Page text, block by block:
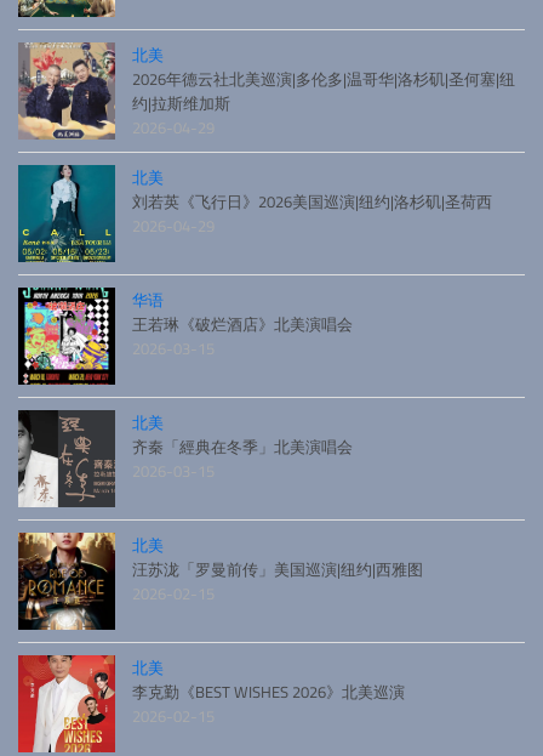
北美
2026年德云社北美巡演|多伦多|温哥华|洛杉矶|圣何塞|纽
约|拉斯维加斯
2026-04-29
北美
刘若英《飞行日》2026美国巡演|纽约|洛杉矶|圣荷西
2026-04-29
华语
王若琳《破烂酒店》北美演唱会
2026-03-15
北美
齐秦「經典在冬季」北美演唱会
2026-03-15
北美
汪苏泷「罗曼前传」美国巡演|纽约|西雅图
2026-02-15
北美
李克勤《BEST WISHES 2026》北美巡演
2026-02-15